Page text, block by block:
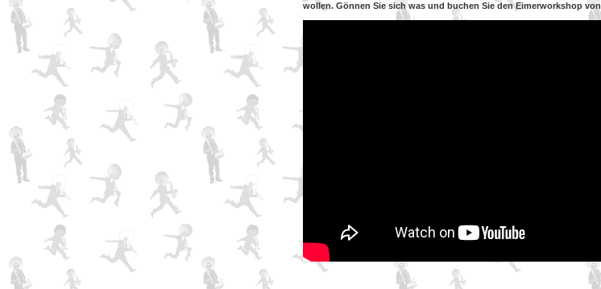
wollen. Gönnen Sie sich was und buchen Sie den Eimerworkshop von